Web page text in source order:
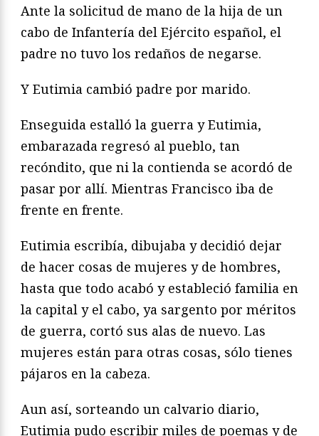
Ante la solicitud de mano de la hija de un
cabo de Infantería del Ejército español, el
padre no tuvo los redaños de negarse.
Y Eutimia cambió padre por marido.
Enseguida estalló la guerra y Eutimia,
embarazada regresó al pueblo, tan
recóndito, que ni la contienda se acordó de
pasar por allí. Mientras Francisco iba de
frente en frente.
Eutimia escribía, dibujaba y decidió dejar
de hacer cosas de mujeres y de hombres,
hasta que todo acabó y estableció familia en
la capital y el cabo, ya sargento por méritos
de guerra, cortó sus alas de nuevo. Las
mujeres están para otras cosas, sólo tienes
pájaros en la cabeza.
Aun así, sorteando un calvario diario,
Eutimia pudo escribir miles de poemas y de